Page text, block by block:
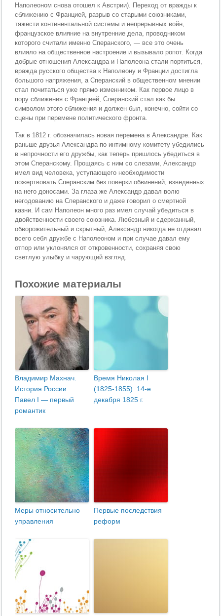
Наполеоном снова отошел к Австрии). Переход от вражды к
сближению с Францией, разрыв со старыми союзниками,
тяжести континентальной системы и непрерывных войн,
французское влияние на внутренние дела, проводником
которого считали именно Сперанского, — все это очень
влияло на общественное настроение и вызывало ропот. Когда
добрые отношения Александра и Наполеона стали портиться,
вражда русского общества к Наполеону и Франции достигла
большого напряжения, а Сперанский в общественном мнении
стал почитаться уже прямо изменником. Как первое лицо в
пору сближения с Францией, Сперанский стал как бы
символом этого сближения и должен был, конечно, сойти со
сцены при перемене политического фронта.
Так в 1812 г. обозначилась новая перемена в Александре. Как
раньше друзья Александра по интимному комитету убедились
в непрочности его дружбы, как теперь пришлось убедиться в
этом Сперанскому. Прощаясь с ним со слезами, Александр
имел вид человека, уступающего необходимости
пожертвовать Сперанским без поверки обвинений, взведенных
на него доносами. За глаза же Александр давал волю
негодованию на Сперанского и даже говорил о смертной
казни. И сам Наполеон много раз имел случай убедиться в
двойственности своего союзника. Любезный и сдержанный,
обворожительный и скрытный, Александр никогда не отдавал
всего себя дружбе с Наполеоном и при случае давал ему
отпор или уклонялся от откровенности, сохраняя свою
светлую улыбку и чарующий взгляд.
Похожие материалы
Владимир Махнач.
История России.
Павел I — первый
романтик
Время Николая I
(1825-1855). 14-е
декабря 1825 г.
Меры относительно
управления
Первые последствия
реформ